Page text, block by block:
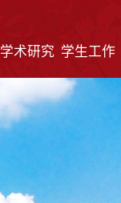
学术研究 学生工作